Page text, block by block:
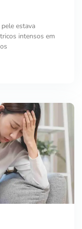
estava
intensos em